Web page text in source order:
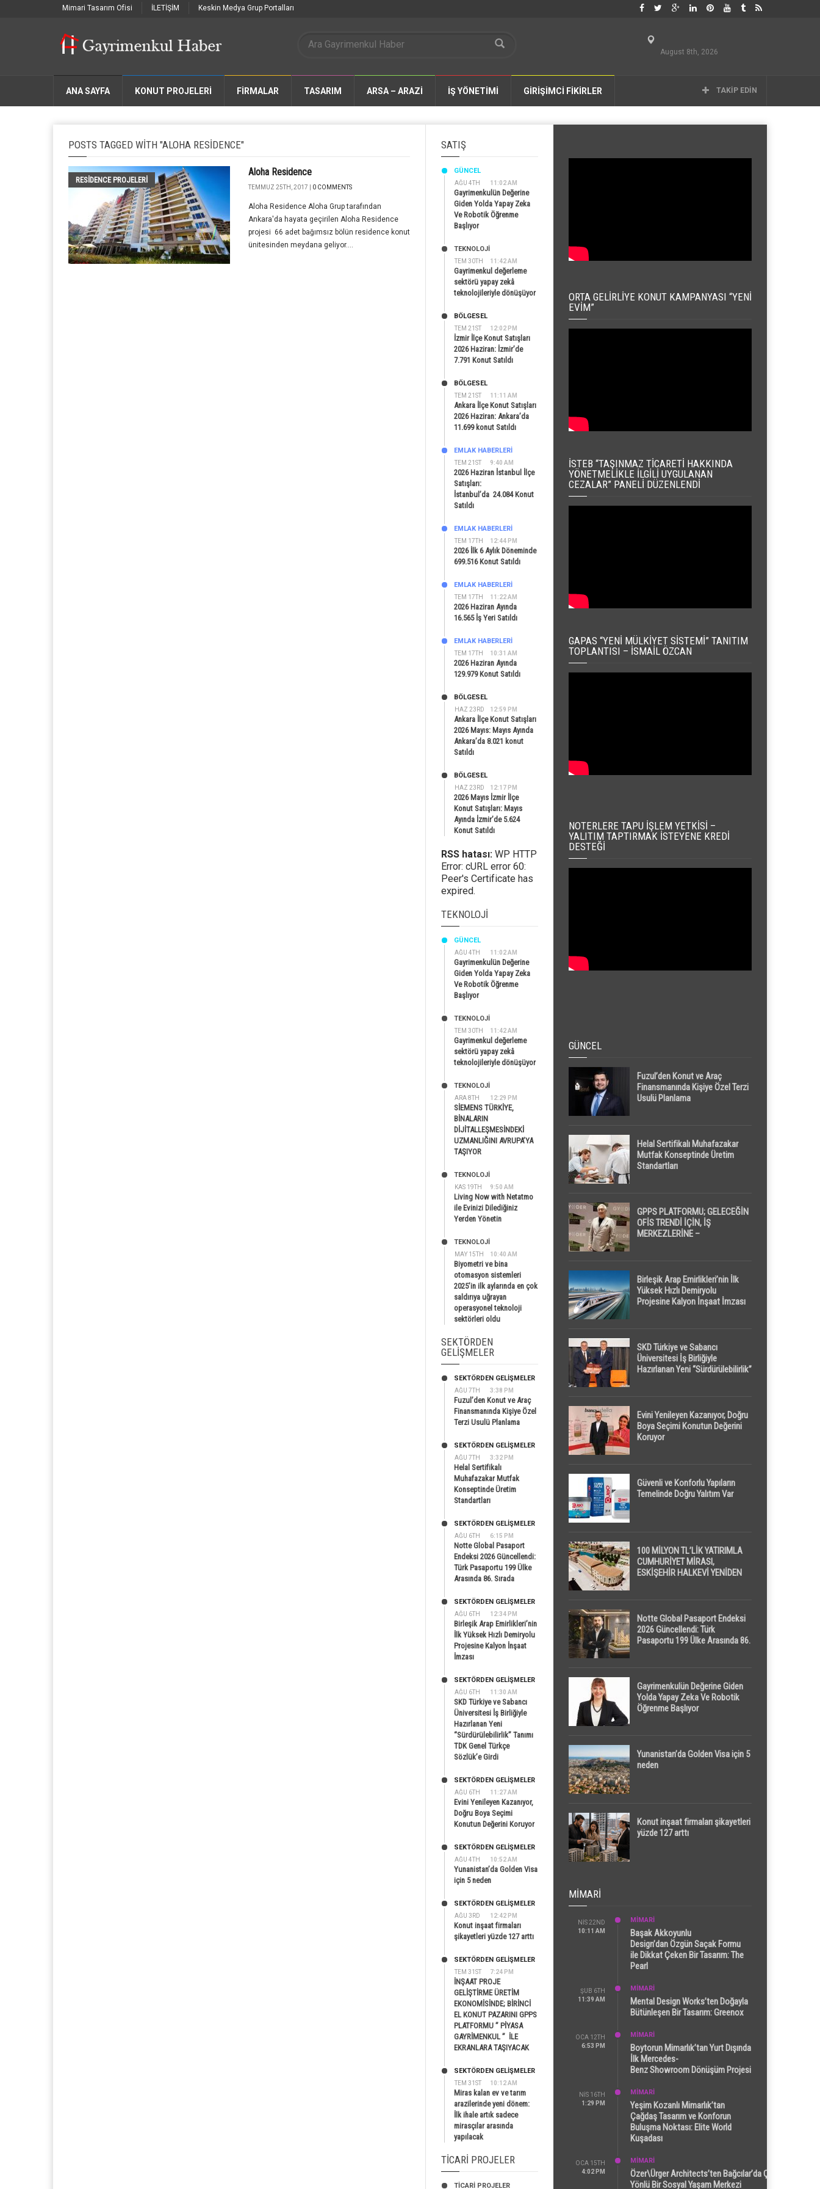
Mimari Tasarım Ofisi İLETİŞİM Keskin Medya Grup Portalları
August 8th, 2026
ANA SAYFA KONUT PROJELERİ FIRMALAR TASARIM ARSA – ARAZİ İŞ YÖNETİMİ GİRİŞİMCİ FİKİRLER TAKIP EDIN
POSTS TAGGED WITH "ALOHA RESIDENCE"
RESIDENCE PROJELERI
Aloha Residence
TEMMUZ 25TH, 2017 | 0 COMMENTS
Aloha Residence Aloha Grup tarafından
Ankara'da hayata geçirilen Aloha Residence
projesi 66 adet bağımsız bölün residence konut
ünitesinden meydana geliyor....
SATIŞ
AĞU 4TH 11:02 AM
GÜNCEL
Gayrimenkulün Değerine
Giden Yolda Yapay Zeka
Ve Robotik Öğrenme
Başlıyor
TEM 30TH 11:42 AM
TEKNOLOJİ
Gayrimenkul değerleme
sektörü yapay zekâ
teknolojileriyle dönüşüyor
TEM 21ST 12:02 PM
BÖLGESEL
İzmir İlçe Konut Satışları
2026 Haziran: İzmir’de
7.791 Konut Satıldı
TEM 21ST 11:11 AM
BÖLGESEL
Ankara İlçe Konut Satışları
2026 Haziran: Ankara’da
11.699 konut Satıldı
TEM 21ST 9:40 AM
EMLAK HABERLERI
2026 Haziran İstanbul İlçe
Satışları:
İstanbul’da 24.084 Konut
Satıldı
TEM 17TH 12:44 PM
EMLAK HABERLERI
2026 İlk 6 Aylık Döneminde
699.516 Konut Satıldı
TEM 17TH 11:22 AM
EMLAK HABERLERI
2026 Haziran Ayında
16.565 İş Yeri Satıldı
TEM 17TH 10:31 AM
EMLAK HABERLERI
2026 Haziran Ayında
129.979 Konut Satıldı
HAZ 23RD 12:59 PM
BÖLGESEL
Ankara İlçe Konut Satışları
2026 Mayıs: Mayıs Ayında
Ankara’da 8.021 konut
Satıldı
HAZ 23RD 12:17 PM
BÖLGESEL
2026 Mayıs İzmir İlçe
Konut Satışları: Mayıs
Ayında İzmir’de 5.624
Konut Satıldı
RSS hatası: WP HTTP
Error: cURL error 60:
Peer's Certificate has
expired.
TEKNOLOJI
AĞU 4TH 11:02 AM
GÜNCEL
Gayrimenkulün Değerine
Giden Yolda Yapay Zeka
Ve Robotik Öğrenme
Başlıyor
TEM 30TH 11:42 AM
TEKNOLOJİ
Gayrimenkul değerleme
sektörü yapay zekâ
teknolojileriyle dönüşüyor
ARA 8TH 12:29 PM
TEKNOLOJİ
SİEMENS TÜRKİYE,
BİNALARIN
DİJİTALLEŞMESİNDEKİ
UZMANLIĞINI AVRUPA’YA
TAŞIYOR
KAS 19TH 9:50 AM
TEKNOLOJİ
Living Now with Netatmo
ile Evinizi Dilediğiniz
Yerden Yönetin
MAY 15TH 10:40 AM
TEKNOLOJİ
Biyometri ve bina
otomasyon sistemleri
2025’in ilk aylarında en çok
saldırıya uğrayan
operasyonel teknoloji
sektörleri oldu
SEKTÖRDEN
GELIŞMELER
AĞU 7TH 3:38 PM
SEKTÖRDEN GELIŞMELER
Fuzul’den Konut ve Araç
Finansmanında Kişiye Özel
Terzi Usulü Planlama
AĞU 7TH 3:32 PM
SEKTÖRDEN GELIŞMELER
Helal Sertifikalı
Muhafazakar Mutfak
Konseptinde Üretim
Standartları
AĞU 6TH 6:15 PM
SEKTÖRDEN GELIŞMELER
Notte Global Pasaport
Endeksi 2026 Güncellendi:
Türk Pasaportu 199 Ülke
Arasında 86. Sırada
AĞU 6TH 12:34 PM
SEKTÖRDEN GELIŞMELER
Birleşik Arap Emirlikleri’nin
İlk Yüksek Hızlı Demiryolu
Projesine Kalyon İnşaat
İmzası
AĞU 6TH 11:30 AM
SEKTÖRDEN GELIŞMELER
SKD Türkiye ve Sabancı
Üniversitesi İş Birliğiyle
Hazırlanan Yeni
“Sürdürülebilirlik” Tanımı
TDK Genel Türkçe
Sözlük’e Girdi
AĞU 6TH 11:27 AM
SEKTÖRDEN GELIŞMELER
Evini Yenileyen Kazanıyor,
Doğru Boya Seçimi
Konutun Değerini Koruyor
AĞU 4TH 10:52 AM
SEKTÖRDEN GELIŞMELER
Yunanistan’da Golden Visa
için 5 neden
AĞU 3RD 12:42 PM
SEKTÖRDEN GELIŞMELER
Konut inşaat firmaları
şikayetleri yüzde 127 arttı
TEM 31ST 7:24 PM
SEKTÖRDEN GELIŞMELER
İNŞAAT PROJE
GELİŞTİRME ÜRETİM
EKONOMİSİNDE; BİRİNCİ
EL KONUT PAZARINI GPPS
PLATFORMU ” PİYASA
GAYRİMENKUL ” İLE
EKRANLARA TAŞIYACAK
TEM 31ST 10:12 AM
SEKTÖRDEN GELIŞMELER
Miras kalan ev ve tarım
arazilerinde yeni dönem:
İlk ihale artık sadece
mirasçılar arasında
yapılacak
TICARI PROJELER
TİCARİ PROJELER
ORTA GELIRLIYE KONUT KAMPANYASI “YENI
EVIM”
İSTEB “TAŞINMAZ TICARETI HAKKINDA
YÖNETMELIKLE İLGILI UYGULANAN
CEZALAR” PANELI DÜZENLENDI
GAPAS “YENI MÜLKIYET SISTEMI” TANITIM
TOPLANTISI – İSMAIL ÖZCAN
NOTERLERE TAPU İŞLEM YETKISI –
YALITIM TAPTIRMAK İSTEYENE KREDI
DESTEĞI
GÜNCEL
Fuzul’den Konut ve Araç
Finansmanında Kişiye Özel Terzi
Usulü Planlama
Helal Sertifikalı Muhafazakar
Mutfak Konseptinde Üretim
Standartları
GPPS PLATFORMU; GELECEĞİN
OFİS TRENDİ İÇİN, İŞ
MERKEZLERİNE –
Birleşik Arap Emirlikleri’nin İlk
Yüksek Hızlı Demiryolu
Projesine Kalyon İnşaat İmzası
SKD Türkiye ve Sabancı
Üniversitesi İş Birliğiyle
Hazırlanan Yeni “Sürdürülebilirlik”
Evini Yenileyen Kazanıyor, Doğru
Boya Seçimi Konutun Değerini
Koruyor
Güvenli ve Konforlu Yapıların
Temelinde Doğru Yalıtım Var
100 MİLYON TL’LİK YATIRIMLA
CUMHURİYET MİRASI,
ESKİŞEHİR HALKEVİ YENİDEN
Notte Global Pasaport Endeksi
2026 Güncellendi: Türk
Pasaportu 199 Ülke Arasında 86.
Gayrimenkulün Değerine Giden
Yolda Yapay Zeka Ve Robotik
Öğrenme Başlıyor
Yunanistan’da Golden Visa için 5
neden
Konut inşaat firmaları şikayetleri
yüzde 127 arttı
MIMARI
NIS 22ND
10:11 AM
MİMARİ
Başak Akkoyunlu
Design’dan Özgün Saçak Formu
ile Dikkat Çeken Bir Tasarım: The
Pearl
ŞUB 6TH
11:39 AM
MİMARİ
Mental Design Works’ten Doğayla
Bütünleşen Bir Tasarım: Greenox
OCA 12TH
6:53 PM
MİMARİ
Boytorun Mimarlık’tan Yurt Dışında
İlk Mercedes-
Benz Showroom Dönüşüm Projesi
NIS 16TH
1:29 PM
MİMARİ
Yeşim Kozanlı Mimarlık’tan
Çağdaş Tasarım ve Konforun
Buluşma Noktası: Elite World
Kuşadası
OCA 15TH
4:02 PM
MİMARİ
Özer\Ürger Architects’ten Bağcılar’da Çok
Yönlü Bir Sosyal Yaşam Merkezi